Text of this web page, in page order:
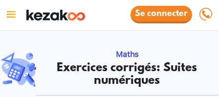
Se connecter
Maths
Exercices corrigés: Suites
numériques